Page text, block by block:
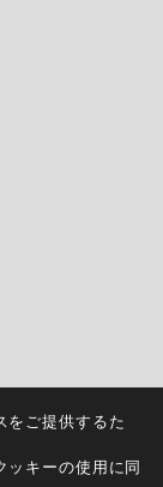
をご提供するた
ッキーの使用に同